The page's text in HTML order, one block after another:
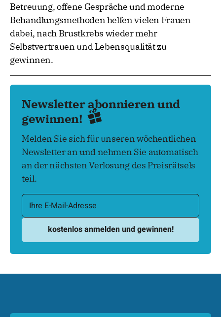
Betreuung, offene Gespräche und moderne
Behandlungsmethoden helfen vielen Frauen
dabei, nach Brustkrebs wieder mehr
Selbstvertrauen und Lebensqualität zu
gewinnen.
Newsletter abonnieren und
gewinnen!
Melden Sie sich für unseren wöchentlichen
Newsletter an und nehmen Sie automatisch
an der nächsten Verlosung des Preisrätsels
teil.